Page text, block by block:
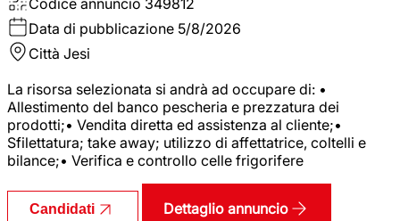
Data di pubblicazione 5/8/2026
Città Jesi
La risorsa selezionata si andrà ad occupare di: •
Allestimento del banco pescheria e prezzatura dei
prodotti;• Vendita diretta ed assistenza al cliente;•
Sfilettatura; take away; utilizzo di affettatrice, coltelli e
bilance;• Verifica e controllo celle frigorifere
Candidati Dettaglio annuncio